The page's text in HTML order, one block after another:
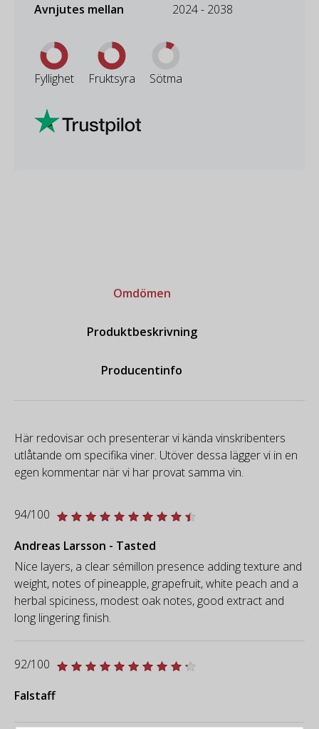
Avnjutes mellan
2024 - 2038
Fyllighet Fruktsyra Sötma
Omdömen
Produktbeskrivning
Producentinfo
Här redovisar och presenterar vi kända vinskribenters
utlåtande om specifika viner. Utöver dessa lägger vi in en
egen kommentar när vi har provat samma vin.
94/100
Andreas Larsson - Tasted
Nice layers, a clear sémillon presence adding texture and
weight, notes of pineapple, grapefruit, white peach and a
herbal spiciness, modest oak notes, good extract and
long lingering finish.
92/100
Falstaff